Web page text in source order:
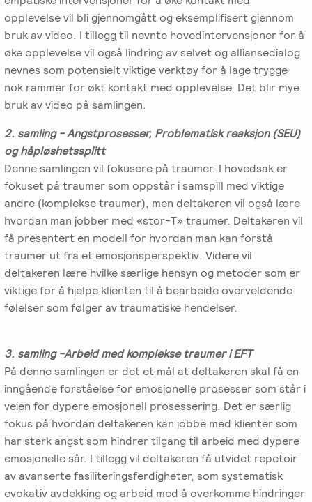
opplevelse vil bli gjennomgått og eksemplifisert gjennom
bruk av video. I tillegg til nevnte hovedintervensjoner for å
øke opplevelse vil også lindring av selvet og alliansedialog
nevnes som potensielt viktige verktøy for å lage trygge
nok rammer for økt kontakt med opplevelse. Det blir mye
bruk av video på samlingen.
2. samling - Angstprosesser, Problematisk reaksjon (SEU)
og håpløshetssplitt
Denne samlingen vil fokusere på traumer. I hovedsak er
fokuset på traumer som oppstår i samspill med viktige
andre (komplekse traumer), men deltakeren vil også lære
hvordan man jobber med «stor-T» traumer. Deltakeren vil
få presentert en modell for hvordan man kan forstå
traumer ut fra et emosjonsperspektiv. Videre vil
deltakeren lære hvilke særlige hensyn og metoder som er
viktige for å hjelpe klienten til å bearbeide overveldende
følelser som følger av traumatiske hendelser.
3. samling -Arbeid med komplekse traumer i EFT
På denne samlingen er det et mål at deltakeren skal få en
inngående forståelse for emosjonelle prosesser som står i
veien for dypere emosjonell prosessering. Det er særlig
fokus på hvordan deltakeren kan jobbe med klienter som
har sterk angst som hindrer tilgang til arbeid med dypere
emosjonelle sår. I tillegg vil deltakeren få utvidet repetoir
av avanserte fasiliteringsferdigheter, som systematisk
evokativ avdekking og arbeid med å overkomme hindringer